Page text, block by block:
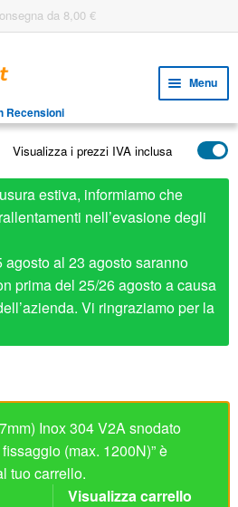
da 8,00 €
Menu
il
menu
child
child
child
Recensioni
Visualizza i prezzi IVA inclusa
estiva, informiamo che
nell’evasione degli
al 23 agosto saranno
prima del 25/26 agosto a causa
Vi ringraziamo per la
Inox 304 V2A snodato
(max. 1200N)” è
tuo carrello.
Visualizza carrello